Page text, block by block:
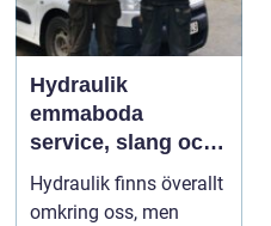
Hydraulik
emmaboda
service, slang och
smarta lösningar
nära till hands
Hydraulik finns överallt
omkring oss, men